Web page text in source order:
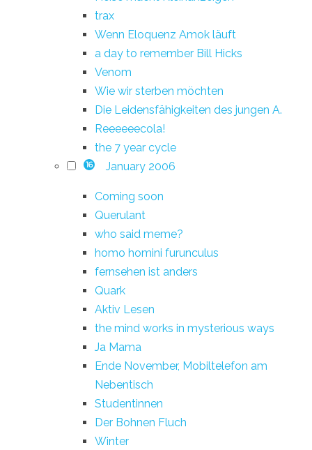
trax
Wenn Eloquenz Amok läuft
a day to remember Bill Hicks
Venom
Wie wir sterben möchten
Die Leidensfähigkeiten des jungen A.
Reeeeeecola!
the 7 year cycle
16 January 2006
Coming soon
Querulant
who said meme?
homo homini furunculus
fernsehen ist anders
Quark
Aktiv Lesen
the mind works in mysterious ways
Ja Mama
Ende November, Mobiltelefon am
Nebentisch
Studentinnen
Der Bohnen Fluch
Winter